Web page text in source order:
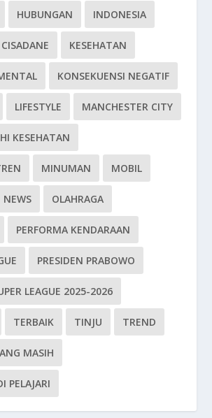
HUBUNGAN INDONESIA
KESEHATAN
KONSEKUENSI NEGATIF
LIFESTYLE MANCHESTER CITY
KESEHATAN
MINUMAN MOBIL
NEWS OLAHRAGA
PERFORMA KENDARAAN
PRESIDEN PRABOWO
LEAGUE 2025-2026
TERBAIK TINJU TREND
MASIH
PELAJARI